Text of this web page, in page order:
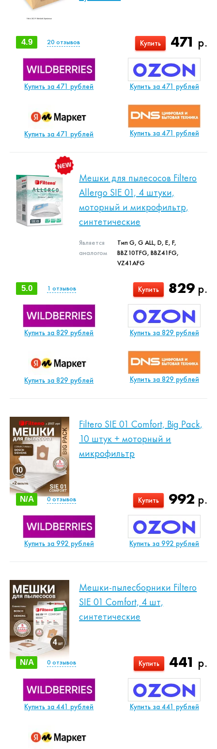
471 р.
Купить
4.9 20 отзывов
Купить за 471 рублей Купить за 471 рублей
Купить за 471 рублей Купить за 471 рублей
Мешки для пылесосов Filtero
Allergo SIE 01, 4 штуки,
моторный и микрофильтр,
синтетические
Является
аналогом
Тип G, G ALL, D, E, F,
BBZ10TFG, BBZ41FG,
VZ41AFG
829 р.
Купить
5.0 1 отзывов
Купить за 829 рублей Купить за 829 рублей
Купить за 829 рублей Купить за 829 рублей
Filtero SIE 01 Comfort, Big Pack,
10 штук + моторный и
микрофильтр
992 р.
Купить
N/A 0отзывов
Купить за 992 рублей Купить за 992 рублей
Мешки-пылесборники Filtero
SIE 01 Comfort, 4 шт,
синтетические
441 р.
Купить
N/A 0 отзывов
Купить за 441 рублей Купить за 441 рублей